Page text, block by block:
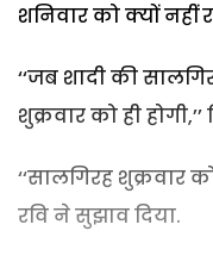
शनिवार को क्यों नहीं
‘‘जब शादी की
शुक्रवार को ही
‘‘सालगिरह शुक्रवार
रवि ने सुझाव दिया.